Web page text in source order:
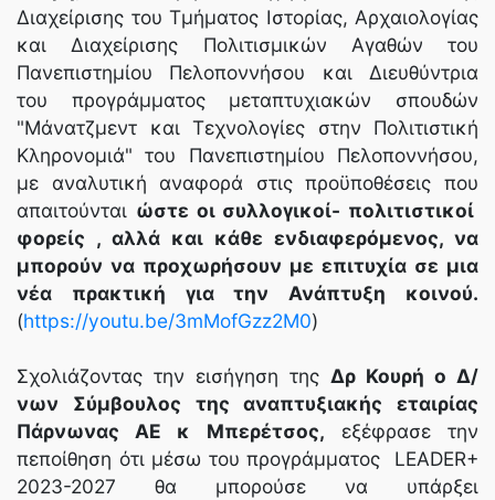
Διαχείρισης του Τμήματος Ιστορίας, Αρχαιολογίας
και Διαχείρισης Πολιτισμικών Αγαθών του
Πανεπιστημίου Πελοποννήσου και Διευθύντρια
του προγράμματος μεταπτυχιακών σπουδών
"Μάνατζμεντ και Τεχνολογίες στην Πολιτιστική
Κληρονομιά" του Πανεπιστημίου Πελοποννήσου,
με αναλυτική αναφορά στις προϋποθέσεις που
απαιτούνται ώστε οι συλλογικοί- πολιτιστικοί
φορείς , αλλά και κάθε ενδιαφερόμενος, να
μπορούν να προχωρήσουν με επιτυχία σε μια
νέα πρακτική για την Ανάπτυξη κοινού.
(https://youtu.be/3mMofGzz2M0)
Σχολιάζοντας την εισήγηση της Δρ Κουρή ο Δ/
νων Σύμβουλος της αναπτυξιακής εταιρίας
Πάρνωνας ΑΕ κ Μπερέτσος, εξέφρασε την
πεποίθηση ότι μέσω του προγράμματος LEADER+
2023-2027 θα μπορούσε να υπάρξει